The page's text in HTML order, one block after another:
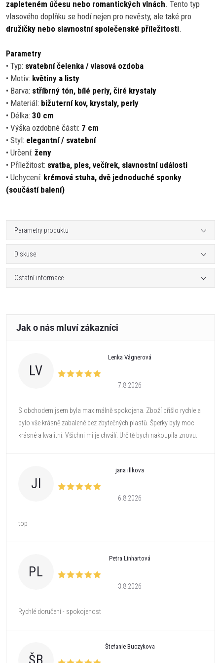
zapleteném účesu nebo romantických vlnách. Tento typ
vlasového doplňku se hodí nejen pro nevěsty, ale také pro
družičky nebo slavnostní společenské příležitosti.
Parametry
• Typ: svatební čelenka / vlasová ozdoba
• Motiv: květiny a listy
• Barva: stříbrný tón, bílé perly, čiré krystaly
• Materiál: bižuterní kov, krystaly, perly
• Délka: 30 cm
• Výška ozdobné části: 7 cm
• Styl: elegantní / svatební
• Určení: ženy
• Příležitost: svatba, ples, večírek, slavnostní události
• Uchycení: krémová stuha, dvě jednoduché sponky
(součástí balení)
Parametry produktu
Diskuse
Ostatní informace
LV
Lenka Vágnerová
7.8.2026
S obchodem jsem byla maximálně spokojena. Zboží přišlo rychle a
bylo vše krásně zabalené bez zbytečných plastů. Šperky byly moc
krásné a kvalitní. Všichni mi je chválí. Určitě bych nakoupila znovu.
JI
jana illkova
6.8.2026
top
PL
Petra Linhartová
3.8.2026
Rychlé doručení - spokojenost
Štefanie Buczykova